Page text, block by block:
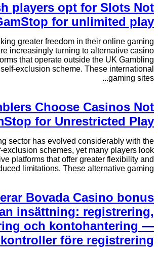
players opt for Slots Not
for unlimited play
greater freedom in their online gaming
increasingly turning to alternative casino
that operate outside the UK Gambling
exclusion scheme. These international
gaming sites...
Choose Casinos Not
for Unrestricted Play
sector has evolved considerably with the
exclusion schemes, yet many players look
platforms that offer greater flexibility and
limitations. These alternative gaming...
Bovada Casino bonus
insättning: registrering,
och kontohantering —
före registrering